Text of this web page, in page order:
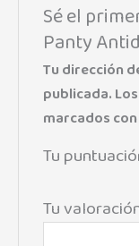
Sé el
Panty
Tu dirección
publicada.
marcados
Tu
Tu